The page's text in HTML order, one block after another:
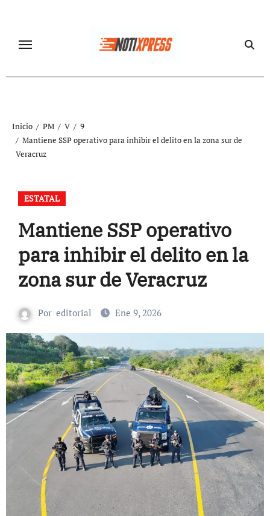
contenido
Inicio PM V
9
Mantiene SSP operativo para inhibir el delito en la zona sur de
Veracruz
ESTATAL
Mantiene SSP operativo
para inhibir el delito en la
zona sur de Veracruz
Por editorial Ene 9, 2026